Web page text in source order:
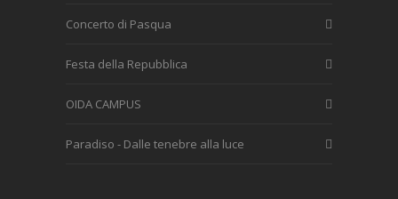
Concerto di Pasqua
Festa della Repubblica
OIDA CAMPUS
Paradiso - Dalle tenebre alla luce